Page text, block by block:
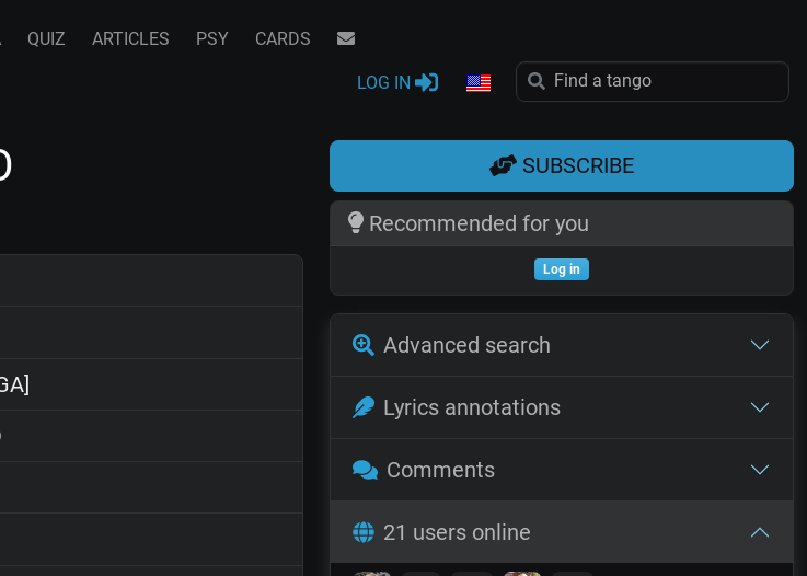
QUIZ ARTICLES PSY CARDS
LOG IN
SUBSCRIBE
Recommended for you
Log in
Advanced search
Lyrics annotations
Comments
21 users online